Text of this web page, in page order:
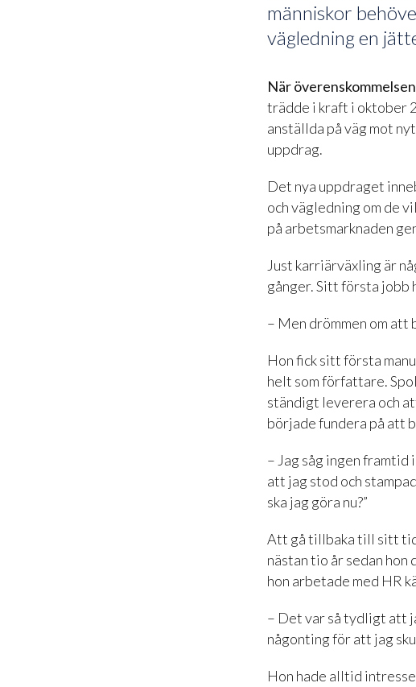
människor
vägledning en
När överenskommelsen
trädde i kraft i oktober
anställda på väg mot
uppdrag.
Det nya uppdraget
och vägledning om de
på arbetsmarknaden
Just karriärväxling är
gånger. Sitt första jobb
– Men drömmen om
Hon fick sitt första
helt som författare.
ständigt leverera och
började fundera på att
– Jag såg ingen
att jag stod och
ska jag göra nu?”
Att gå tillbaka till sitt
nästan tio år sedan hon
hon arbetade med HR
– Det var så tydligt att
någonting för att jag
Hon hade alltid